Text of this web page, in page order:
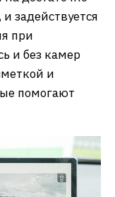
задействуется
при
и без камер
и
помогают